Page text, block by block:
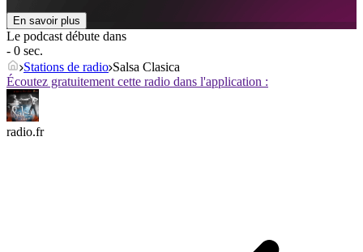
En savoir plus
Le podcast débute dans
- 0 sec.
Stations de radio Salsa Clasica
Écoutez gratuitement cette radio dans l'application :
radio.fr